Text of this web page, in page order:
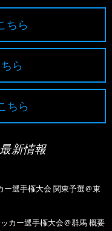
ちら
ら
ちら
新情報
ー選手権大会 関東予選＠東
カー選手権大会＠群馬 概要